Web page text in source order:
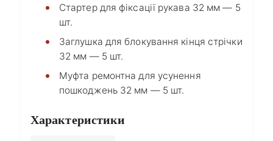
Стартер для фіксації рукава 32 мм — 5
шт.
Заглушка для блокування кінця стрічки
32 мм — 5 шт.
Муфта ремонтна для усунення
пошкоджень 32 мм — 5 шт.
Характеристики